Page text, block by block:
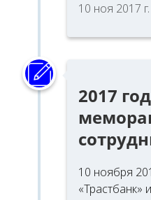
10 ноя 2017 г.
2017
10 ноября
«Трастбанк»